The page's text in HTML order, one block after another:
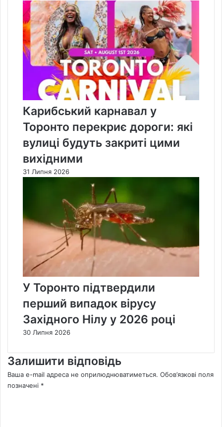
Карибський карнавал у
Торонто перекриє дороги: які
вулиці будуть закриті цими
вихідними
31 Липня 2026
У Торонто підтвердили
перший випадок вірусу
Західного Нілу у 2026 році
30 Липня 2026
Залишити відповідь
Ваша e-mail адреса не оприлюднюватиметься. Обов’язкові поля
позначені *